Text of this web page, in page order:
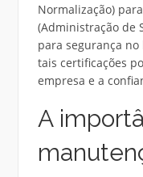
Normalização)
(Administração de
para segurança
tais certificações
empresa e a
A